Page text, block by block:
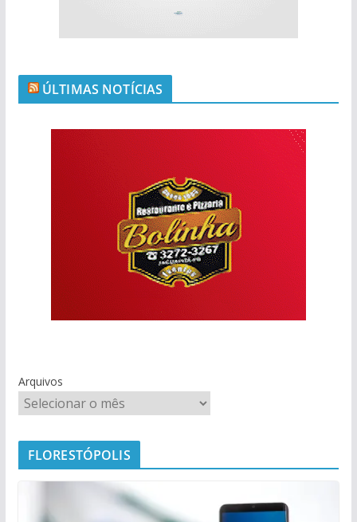
ÚLTIMAS NOTÍCIAS
Arquivos
FLORESTÓPOLIS